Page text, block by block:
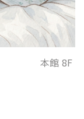
本館 8F